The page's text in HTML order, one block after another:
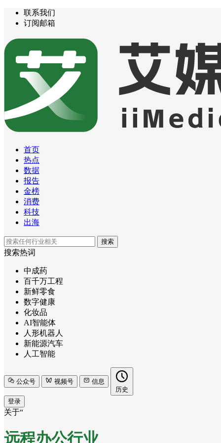
联系我们
订阅邮箱
首页
热点
数据
报告
金榜
消费
科技
出海
搜索
搜索热词
中成药
百千万工程
新鲜零食
数字健康
化妆品
AI智能体
人形机器人
新能源汽车
人工智能
公众号 视频号
信息
历史
登录
关于“
远程办公行业